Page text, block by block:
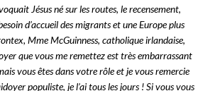
Jésus né sur les routes, le recensement,
d’accueil des migrants et une Europe plus
Mme McGuinness, catholique irlandaise,
que vous me remettez est très embarrassant
vous êtes dans votre rôle et je vous remercie
populiste, je l’ai tous les jours ! Si vous vous